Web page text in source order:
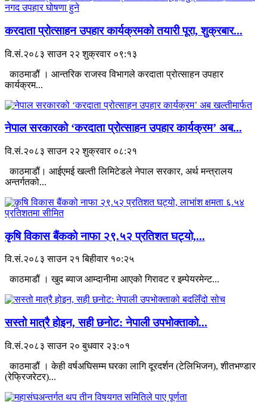
करदाता प्रोत्साहन उपहार कार्यक्रमको तयारी पूरा, शुक्रबार...
वि.सं.२०८३ साउन २२ शुक्रवार ०९:१३
काठमाडौं । आन्तरिक राजस्व विभागले करदाता प्रोत्साहन उपहार
कार्यक्रम...
नेपाल सरकारको ‘करदाता प्रोत्साहन उपहार कार्यक्रम’ अब...
वि.सं.२०८३ साउन २२ शुक्रवार ०८:२१
काठमाडौं। आईएमई खल्ती लिमिटेडले नेपाल सरकार, अर्थ मन्त्रालय
अन्तर्गतको...
कृषि विकास बैंकको नाफा २९.५२ प्रतिशत घट्यो,...
वि.सं.२०८३ साउन २१ बिहीवार १०:२५
काठमाडौं । खुद ब्याज आम्दानीमा आएको गिरावट र इम्पेयरमेन्ट...
सस्तो मात्रै होइन, सही छनोट: नेपाली उपभोक्ताको...
वि.सं.२०८३ साउन २० बुधवार २३:०१
काठमाडौं । केही वर्षअघिसम्म घरका लागि दूरदर्शन (टेलिभिजन), शीतभण्डार
(रेफ्रिजरेटर)...